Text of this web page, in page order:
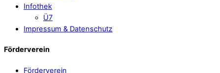
Infothek
Ü7
Impressum & Datenschutz
Förderverein
Förderverein